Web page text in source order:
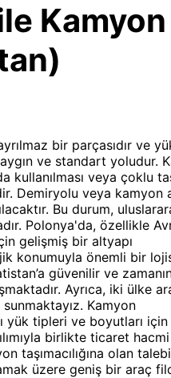
Kamyon
bir parçasıdır ve
ve standart yoludur.
kullanılması veya çoklu
Demiryolu veya kamyon
Bu durum,
Polonya'da, özellikle
gelişmiş bir altyapı
konumuyla önemli bir
güvenilir ve
Ayrıca, iki ülke
Kamyon
yük tipleri ve boyutları
birlikte ticaret
taşımacılığına olan talebi
üzere geniş bir araç